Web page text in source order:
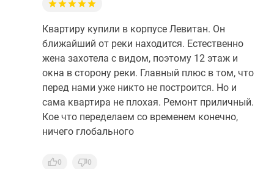
Квартиру купили в корпусе Левитан. Он
ближайший от реки находится. Естественно
жена захотела с видом, поэтому 12 этаж и
окна в сторону реки. Главный плюс в том, что
перед нами уже никто не построится. Но и
сама квартира не плохая. Ремонт приличный.
Кое что переделаем со временем конечно,
ничего глобального
0 0